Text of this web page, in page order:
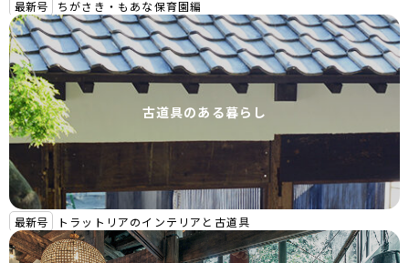
最新号 ちがさき・もあな保育園編
古道具のある暮らし
最新号 トラットリアのインテリアと古道具